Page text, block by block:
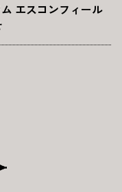
エスコンフィール